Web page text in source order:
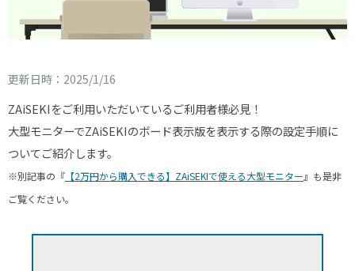
更新日時：2025/1/16
ZAiSEKIをご利用いただいているご利用者様必見！
大型モニターでZAiSEKIのボード表示版を表示する際の設定手順に
ついてご紹介します。
※別記事の『 【2万円から購入できる】ZAiSEKIで使える大型モニター』も是非
ご覧ください。